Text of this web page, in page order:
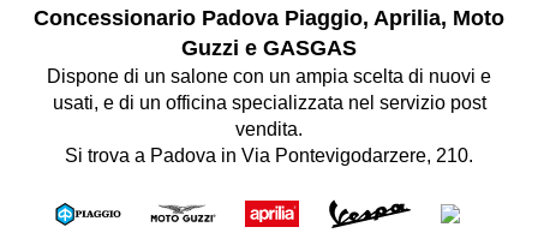
Concessionario Padova Piaggio, Aprilia, Moto
Guzzi e GASGAS
Dispone di un salone con un ampia scelta di nuovi e
usati, e di un officina specializzata nel servizio post
vendita.
Si trova a Padova in Via Pontevigodarzere, 210.